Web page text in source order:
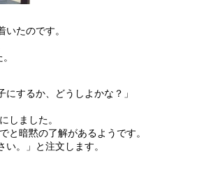
たのです。
にするか、どうしよかな？」
しました。
と暗黙の了解があるようです。
い。」と注文します。